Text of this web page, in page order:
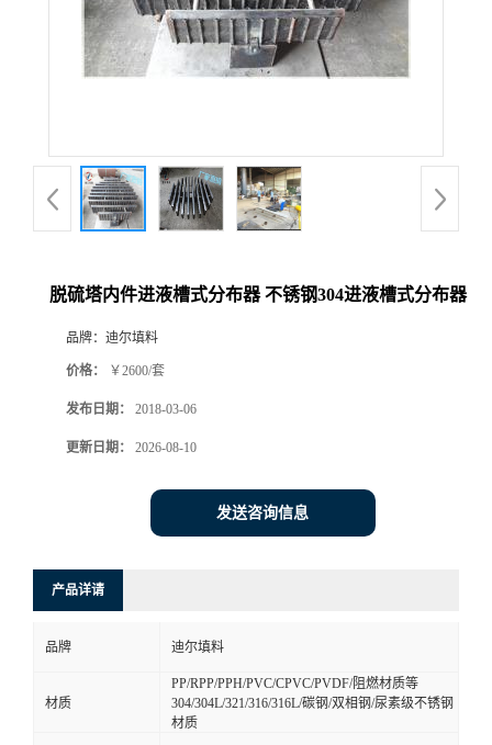
脱硫塔内件进液槽式分布器 不锈钢304进液槽式分布器
品牌： 迪尔填料
价格： ￥2600/套
发布日期： 2018-03-06
更新日期： 2026-08-10
发送咨询信息
产品详请
品牌 迪尔填料
材质
PP/RPP/PPH/PVC/CPVC/PVDF/阻燃材质等
304/304L/321/316/316L/碳钢/双相钢/尿素级不锈钢
材质